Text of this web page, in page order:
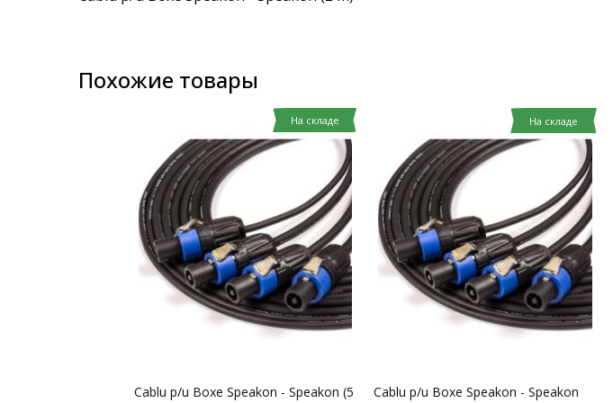
Похожие товары
На складе
Cablu p/u Boxe Speakon - Speakon (5
На складе
Cablu p/u Boxe Speakon - Speakon